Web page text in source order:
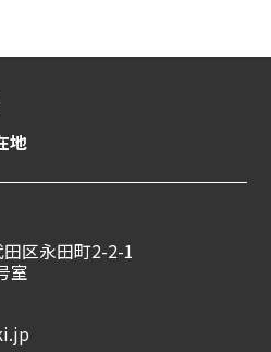
地
区永田町2-2-1
室